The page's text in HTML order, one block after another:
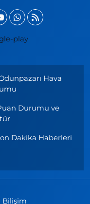
Hava
Durumu ve
Dakika Haberleri
Bilişim